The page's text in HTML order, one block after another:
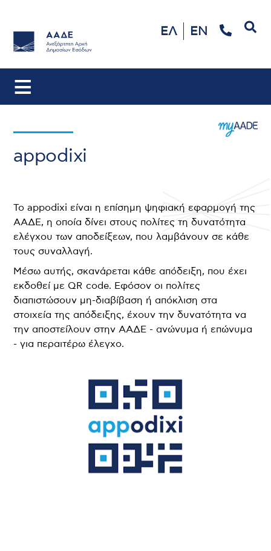
ΕΛ EN
appodixi
Το appodixi είναι η επίσημη ψηφιακή εφαρμογή της
ΑΑΔΕ, η οποία δίνει στους πολίτες τη δυνατότητα
ελέγχου των αποδείξεων, που λαμβάνουν σε κάθε
τους συναλλαγή.
Μέσω αυτής, σκανάρεται κάθε απόδειξη, που έχει
εκδοθεί με QR code. Εφόσον οι πολίτες
διαπιστώσουν μη-διαβίβαση ή απόκλιση στα
στοιχεία της απόδειξης, έχουν την δυνατότητα να
την αποστείλουν στην ΑΑΔΕ - ανώνυμα ή επώνυμα
- για περαιτέρω έλεγχο.